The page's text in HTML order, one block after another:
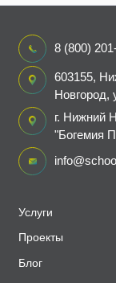
Услуги
Проекты
Блог
8 (800)
603155,
Новгород,
г. Нижний
"Богемия